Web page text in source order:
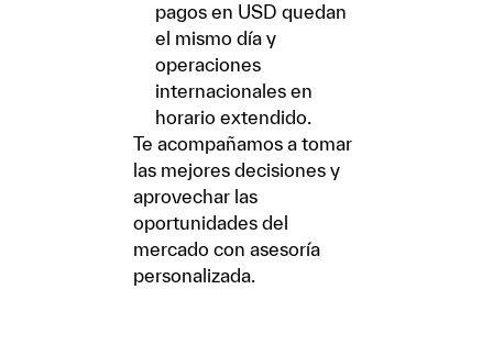
pagos en USD quedan
el mismo día y
operaciones
internacionales en
horario extendido.
Te acompañamos a tomar
las mejores decisiones y
aprovechar las
oportunidades del
mercado con asesoría
personalizada.